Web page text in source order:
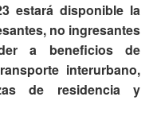
estará disponible la
no ingresantes
a beneficios de
interurbano,
de residencia y